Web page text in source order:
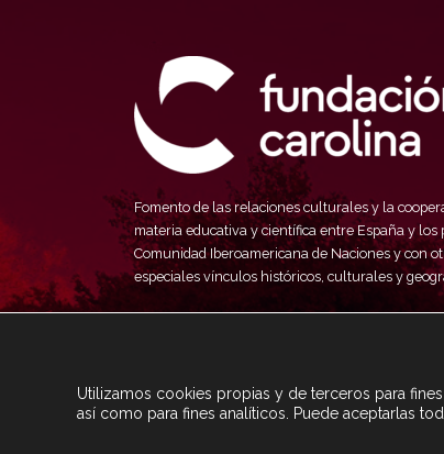
Fomento de las relaciones culturales y la
materia educativa y científica entre España y los
Comunidad Iberoamericana de Naciones y con
especiales vínculos históricos, culturales y
Utilizamos cookies propias y de terceros para
así como para fines analíticos. Puede aceptarlas